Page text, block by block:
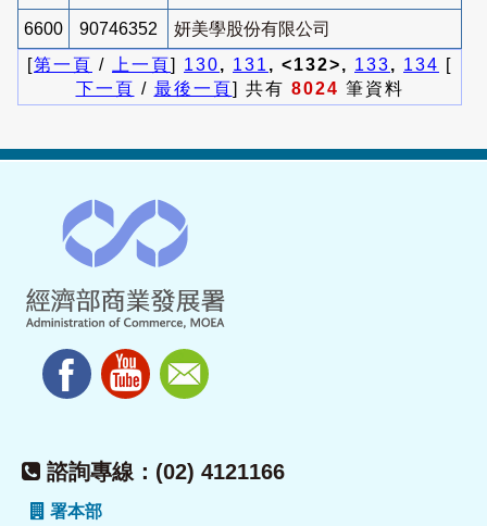
6600 90746352
妍美學股份有限公司
[第一頁 / 上一頁] 130, 131 , <132>, 133, 134 [
下一頁 / 最後一頁] 共有 8024 筆資料
諮詢專線：(02) 4121166
署本部